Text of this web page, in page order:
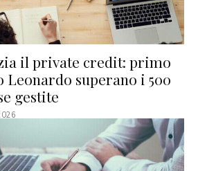
il private credit: primo
Leonardo superano i 500
gestite